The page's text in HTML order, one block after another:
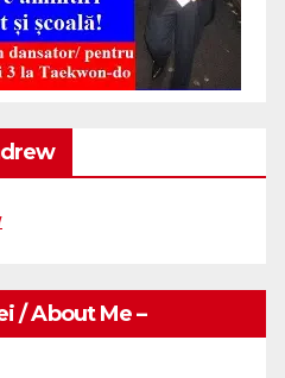
/ About Me –